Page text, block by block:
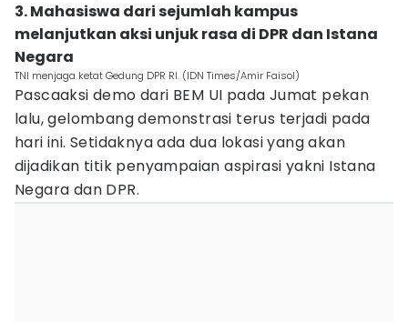
3. Mahasiswa dari sejumlah kampus
melanjutkan aksi unjuk rasa di DPR dan Istana
Negara
TNI menjaga ketat Gedung DPR RI. (IDN Times/Amir Faisol)
Pascaaksi demo dari BEM UI pada Jumat pekan
lalu, gelombang demonstrasi terus terjadi pada
hari ini. Setidaknya ada dua lokasi yang akan
dijadikan titik penyampaian aspirasi yakni Istana
Negara dan DPR.